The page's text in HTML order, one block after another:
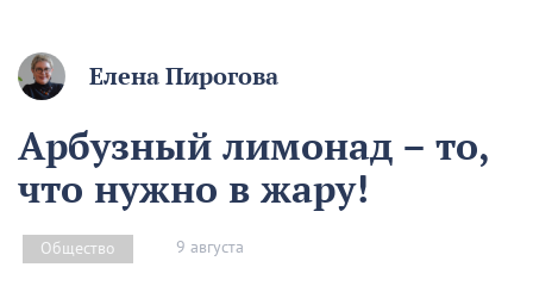
Елена Пирогова
Арбузный лимонад – то,
что нужно в жару!
Общество 9 августа